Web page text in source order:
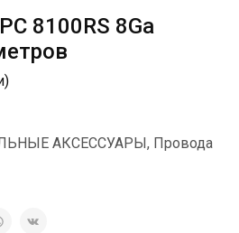
8100RS 8Ga
АКСЕССУАРЫ, Провода